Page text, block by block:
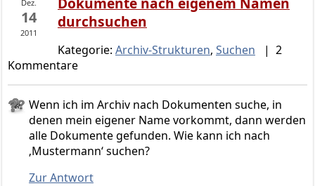
Dez.
14
2011
durchsuchen
Kategorie: Archiv-Strukturen, Suchen | 2
Kommentare
Wenn ich im Archiv nach Dokumenten suche, in
denen mein eigener Name vorkommt, dann werden
alle Dokumente gefunden. Wie kann ich nach
‚Mustermann‘ suchen?
Zur Antwort